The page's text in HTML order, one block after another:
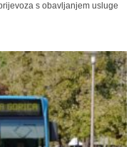
s obavljanjem usluge